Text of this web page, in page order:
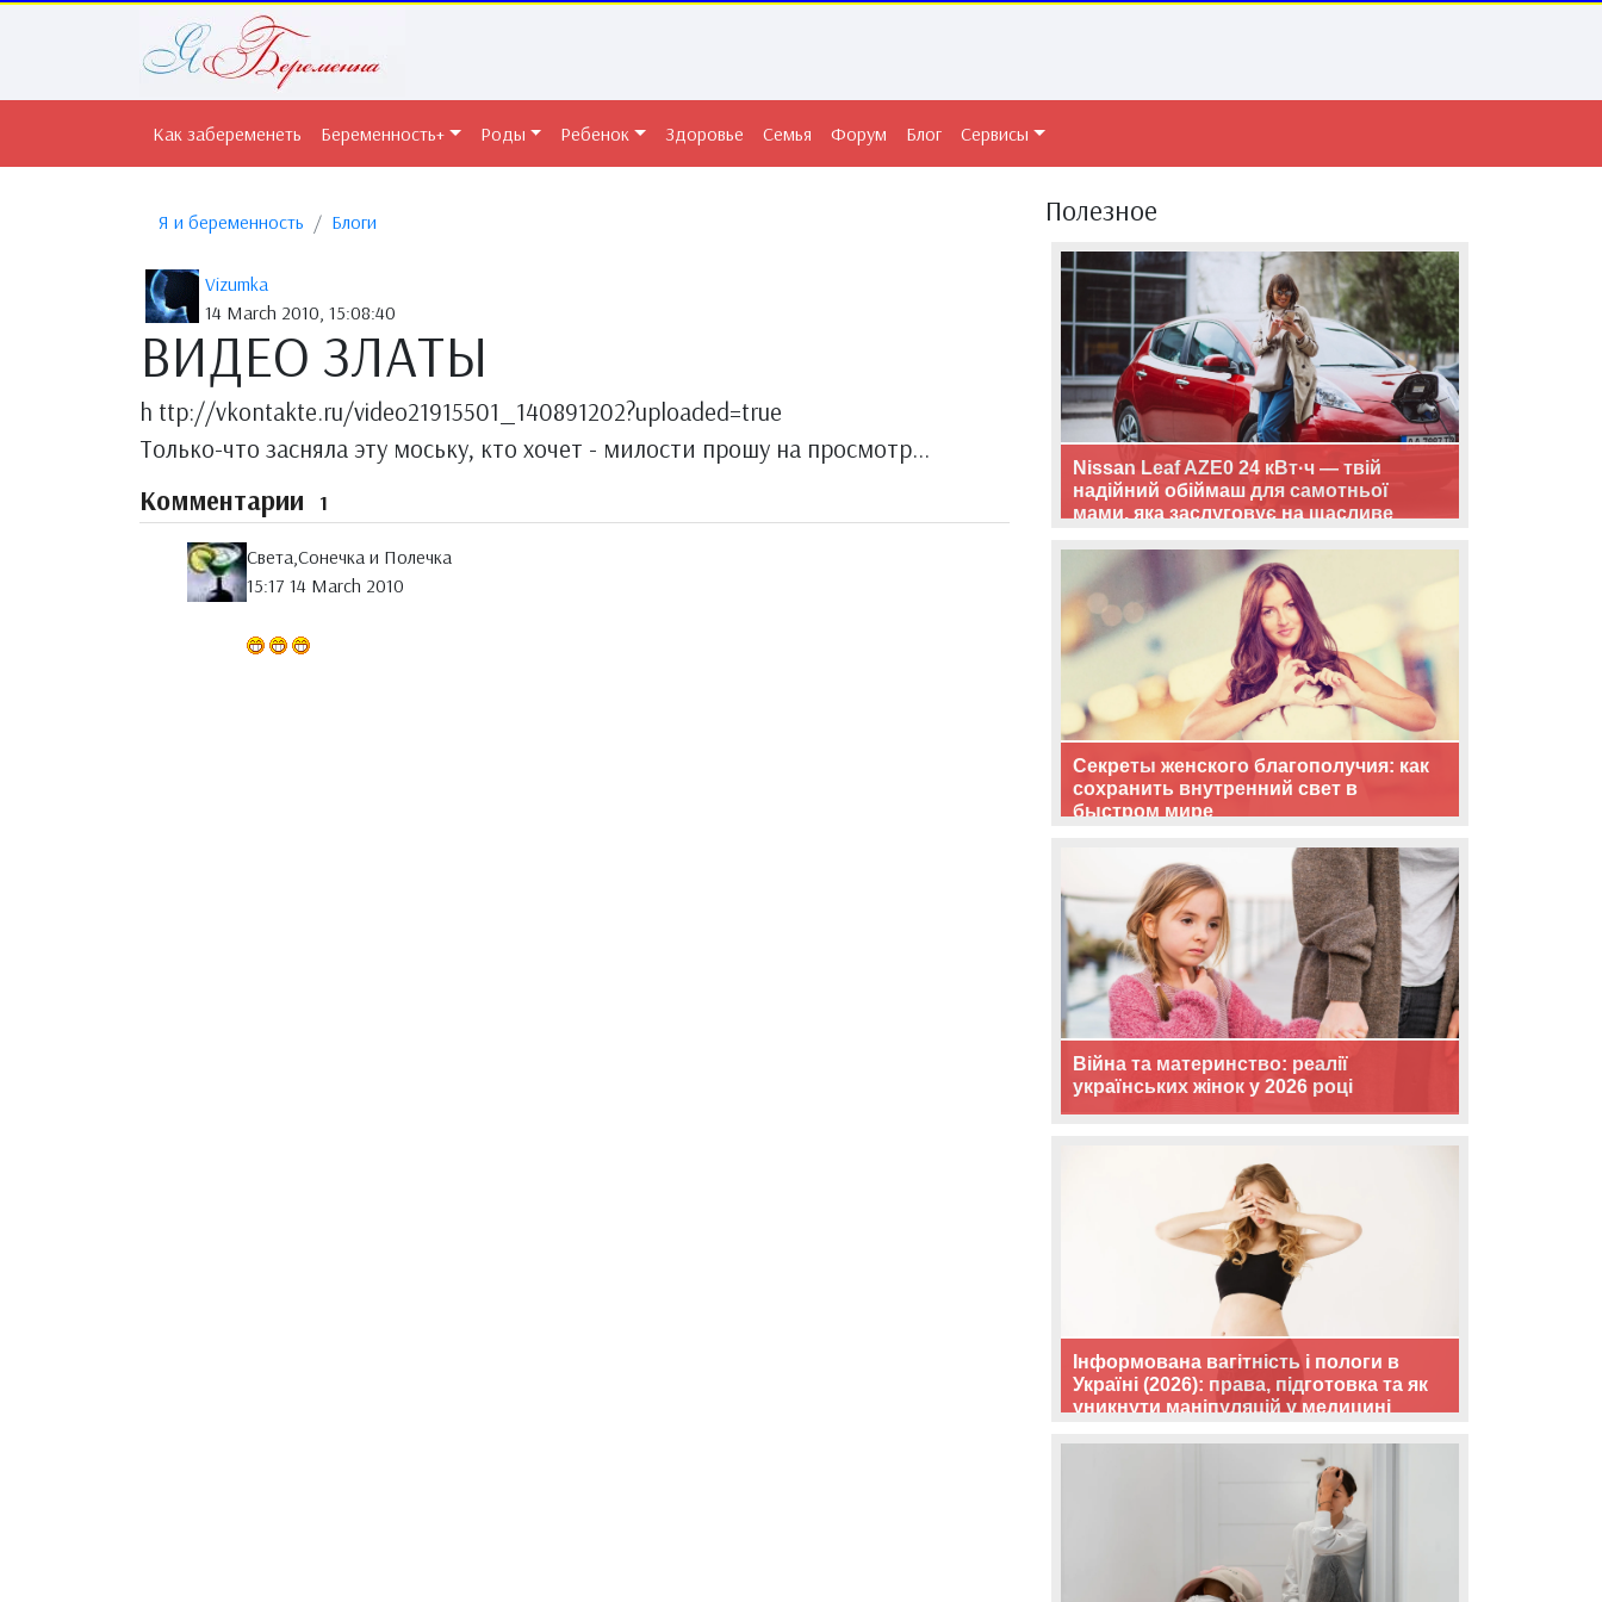
Как забеременеть Беременность+ Роды Ребенок Здоровье Семья Форум Блог Сервисы
Я и беременность Блоги
Vizumka
14 March 2010, 15:08:40
ВИДЕО ЗЛАТЫ
h ttp://vkontakte.ru/video21915501_140891202?uploaded=true
Только-что засняла эту моську, кто хочет - милости прошу на просмотр...
Комментарии 1
Света,Сонечка и Полечка
15:17 14 March 2010
Полезное
Nissan Leaf AZE0 24 кВт·ч — твій
надійний обіймаш для самотньої
мами, яка заслуговує на щасливе
Секреты женского благополучия: как
сохранить внутренний свет в
быстром мире
Війна та материнство: реалії
українських жінок у 2026 році
Інформована вагітність і пологи в
Україні (2026): права, підготовка та як
уникнути маніпуляцій у медицині